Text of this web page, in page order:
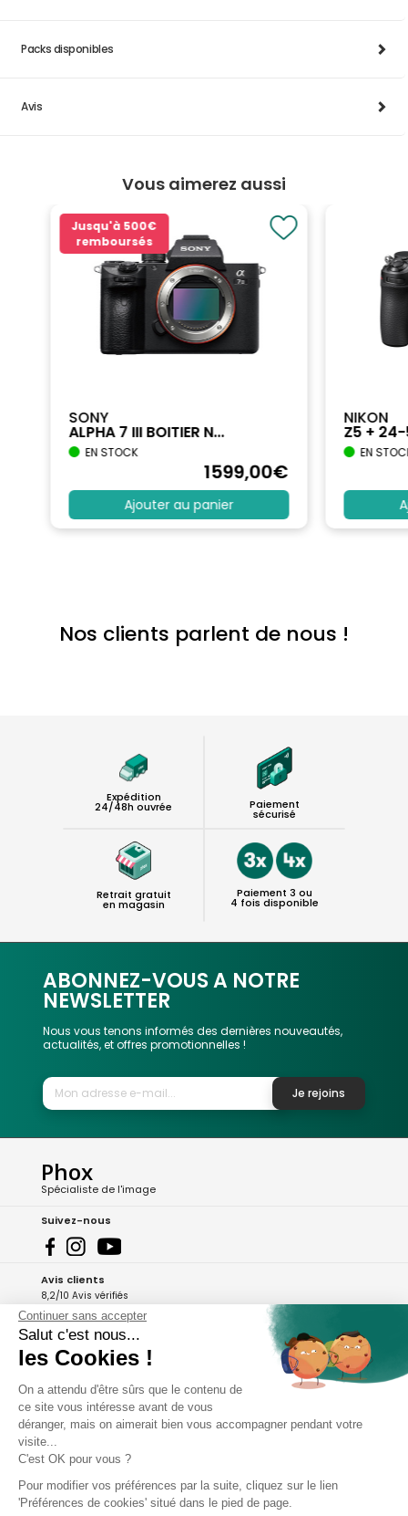
Packs disponibles
Avis
Vous aimerez aussi
Jusqu'à 500€
remboursés
SONY
ALPHA 7 III BOITIER N...
EN STOCK
1599,00€
Ajouter au panier
NIKON
Z5 +
EN
Nos clients parlent de nous !
Expédition
24/48h ouvrée Paiement
sécurisé
Retrait gratuit
en magasin
Paiement 3 ou
4 fois disponible
ABONNEZ-VOUS A NOTRE
NEWSLETTER
Nous vous tenons informés des dernières nouveautés,
actualités, et offres promotionnelles !
Je rejoins
Phox
Spécialiste de l'image
Suivez-nous
Avis clients
8,2/10 Avis vérifiés
L'Appli Phox
A propos de Phox
Services et garanties
Continuer sans accepter
Salut c'est nous...
les Cookies !
On a attendu d'être sûrs que le contenu de
ce site vous intéresse avant de vous
déranger, mais on aimerait bien vous accompagner pendant votre
visite...
C'est OK pour vous ?
Pour modifier vos préférences par la suite, cliquez sur le lien
'Préférences de cookies' situé dans le pied de page.